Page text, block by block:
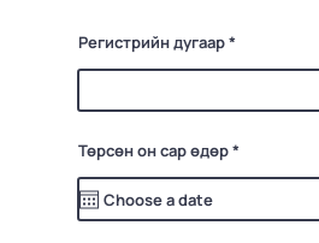
Регистрийн дугаар
Төрсөн он сар өдөр*
q
r